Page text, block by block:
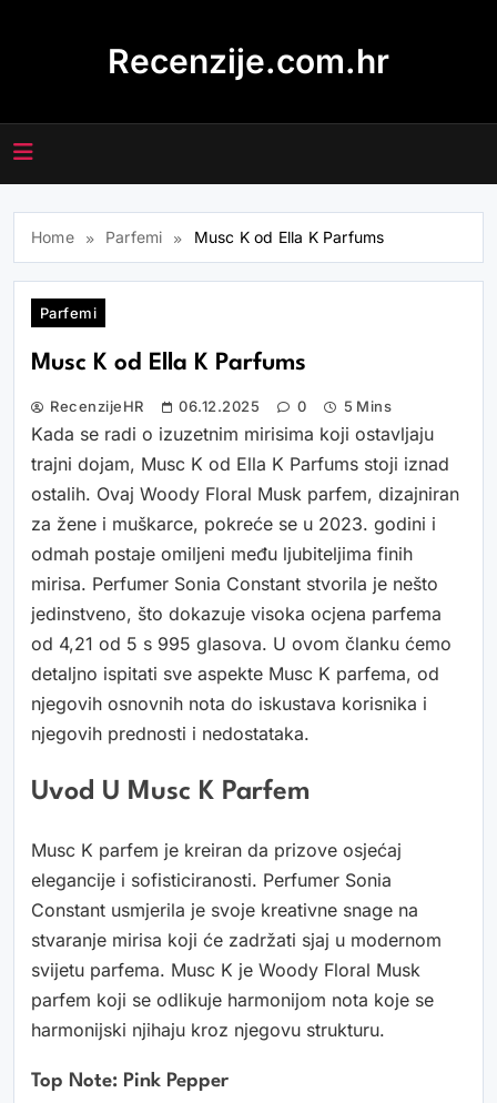
Recenzije.com.hr
Home Parfemi Musc K od Ella K Parfums
Parfemi
Musc K od Ella K Parfums
RecenzijeHR 06.12.2025 0 5 Mins
Kada se radi o izuzetnim mirisima koji ostavljaju
trajni dojam, Musc K od Ella K Parfums stoji iznad
ostalih. Ovaj Woody Floral Musk parfem, dizajniran
za žene i muškarce, pokreće se u 2023. godini i
odmah postaje omiljeni među ljubiteljima finih
mirisa. Perfumer Sonia Constant stvorila je nešto
jedinstveno, što dokazuje visoka ocjena parfema
od 4,21 od 5 s 995 glasova. U ovom članku ćemo
detaljno ispitati sve aspekte Musc K parfema, od
njegovih osnovnih nota do iskustava korisnika i
njegovih prednosti i nedostataka.
Uvod U Musc K Parfem
Musc K parfem je kreiran da prizove osjećaj
elegancije i sofisticiranosti. Perfumer Sonia
Constant usmjerila je svoje kreativne snage na
stvaranje mirisa koji će zadržati sjaj u modernom
svijetu parfema. Musc K je Woody Floral Musk
parfem koji se odlikuje harmonijom nota koje se
harmonijski njihaju kroz njegovu strukturu.
Top Note: Pink Pepper